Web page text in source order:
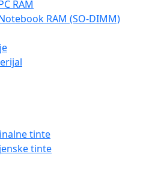
RAM
RAM (SO-DIMM)
tinte
tinte